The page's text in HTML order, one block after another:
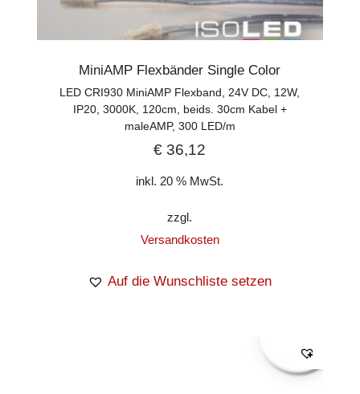
MiniAMP Flexbänder Single Color
LED CRI930 MiniAMP Flexband, 24V DC, 12W,
IP20, 3000K, 120cm, beids. 30cm Kabel +
maleAMP, 300 LED/m
€ 36,12
inkl. 20 % MwSt.
zzgl.
Versandkosten
Auf die Wunschliste setzen